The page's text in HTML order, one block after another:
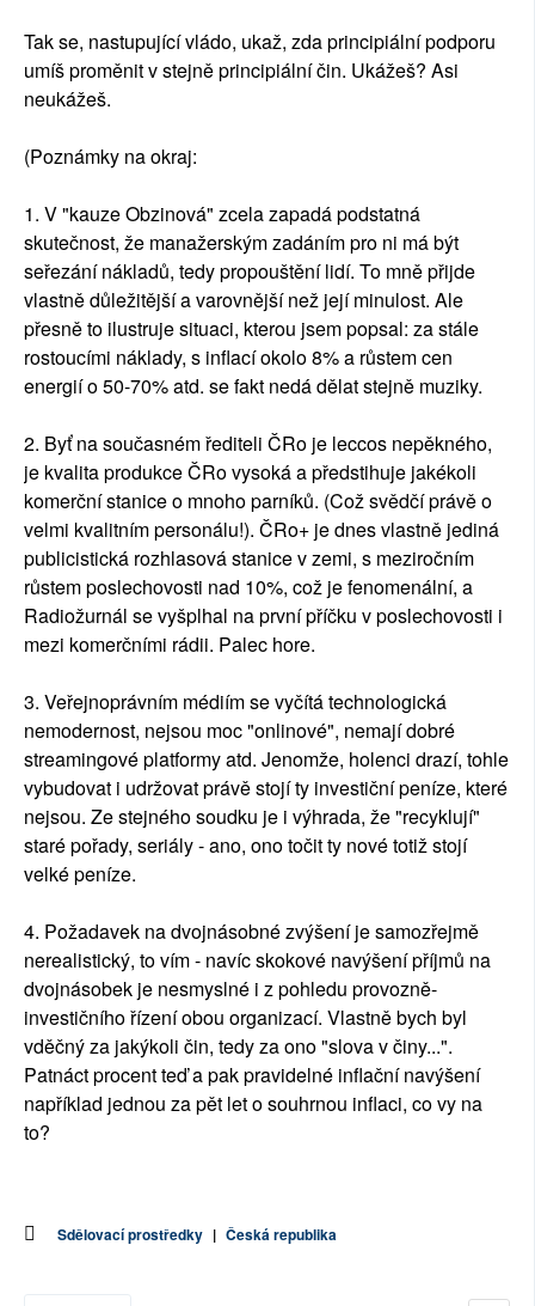
Tak se, nastupující vládo, ukaž, zda principiální podporu
umíš proměnit v stejně principiální čin. Ukážeš? Asi
neukážeš.
(Poznámky na okraj:
1. V "kauze Obzinová" zcela zapadá podstatná
skutečnost, že manažerským zadáním pro ni má být
seřezání nákladů, tedy propouštění lidí. To mně přijde
vlastně důležitější a varovnější než její minulost. Ale
přesně to ilustruje situaci, kterou jsem popsal: za stále
rostoucími náklady, s inflací okolo 8% a růstem cen
energií o 50-70% atd. se fakt nedá dělat stejně muziky.
2. Byť na současném řediteli ČRo je leccos nepěkného,
je kvalita produkce ČRo vysoká a předstihuje jakékoli
komerční stanice o mnoho parníků. (Což svědčí právě o
velmi kvalitním personálu!). ČRo+ je dnes vlastně jediná
publicistická rozhlasová stanice v zemi, s meziročním
růstem poslechovosti nad 10%, což je fenomenální, a
Radiožurnál se vyšplhal na první příčku v poslechovosti i
mezi komerčními rádii. Palec hore.
3. Veřejnoprávním médiím se vyčítá technologická
nemodernost, nejsou moc "onlinové", nemají dobré
streamingové platformy atd. Jenomže, holenci drazí, tohle
vybudovat i udržovat právě stojí ty investiční peníze, které
nejsou. Ze stejného soudku je i výhrada, že "recyklují"
staré pořady, seriály - ano, ono točit ty nové totiž stojí
velké peníze.
4. Požadavek na dvojnásobné zvýšení je samozřejmě
nerealistický, to vím - navíc skokové navýšení příjmů na
dvojnásobek je nesmyslné i z pohledu provozně-
investičního řízení obou organizací. Vlastně bych byl
vděčný za jakýkoli čin, tedy za ono "slova v činy...".
Patnáct procent teď a pak pravidelné inflační navýšení
například jednou za pět let o souhrnou inflaci, co vy na
to?
Sdělovací prostředky | Česká republika